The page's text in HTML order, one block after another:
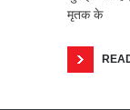
मृतक के